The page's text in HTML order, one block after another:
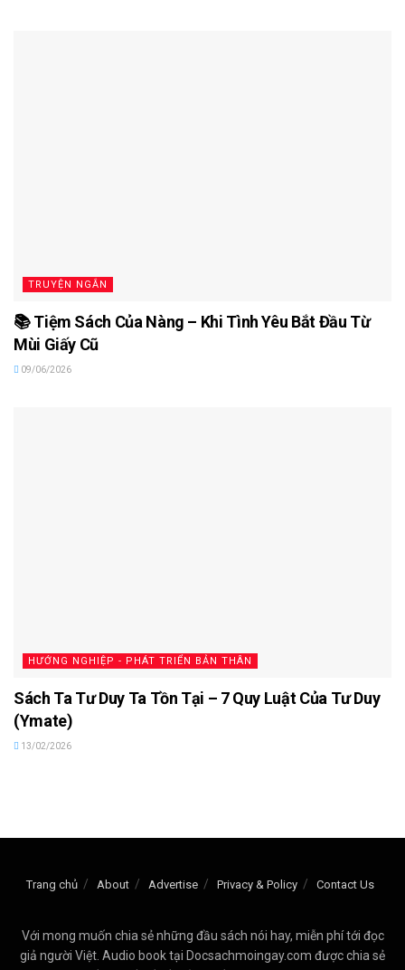
TRUYỆN NGẮN
📚 Tiệm Sách Của Nàng – Khi Tình Yêu Bắt Đầu Từ
Mùi Giấy Cũ
09/06/2026
HƯỚNG NGHIỆP - PHÁT TRIỂN BẢN THÂN
Sách Ta Tư Duy Ta Tồn Tại – 7 Quy Luật Của Tư Duy
(Ymate)
13/02/2026
Trang chủ About Advertise Privacy & Policy Contact Us
Với mong muốn chia sẻ những đầu sách nói hay, miễn phí tới đọc
giả người Việt. Audio book tại Docsachmoingay.com được chia sẻ